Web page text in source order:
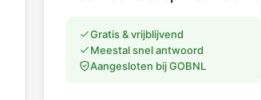
Gratis & vrijblijvend
Meestal snel antwoord
Aangesloten bij GOBNL